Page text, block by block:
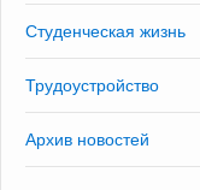
Студенческая жизнь
Трудоустройство
Архив новостей